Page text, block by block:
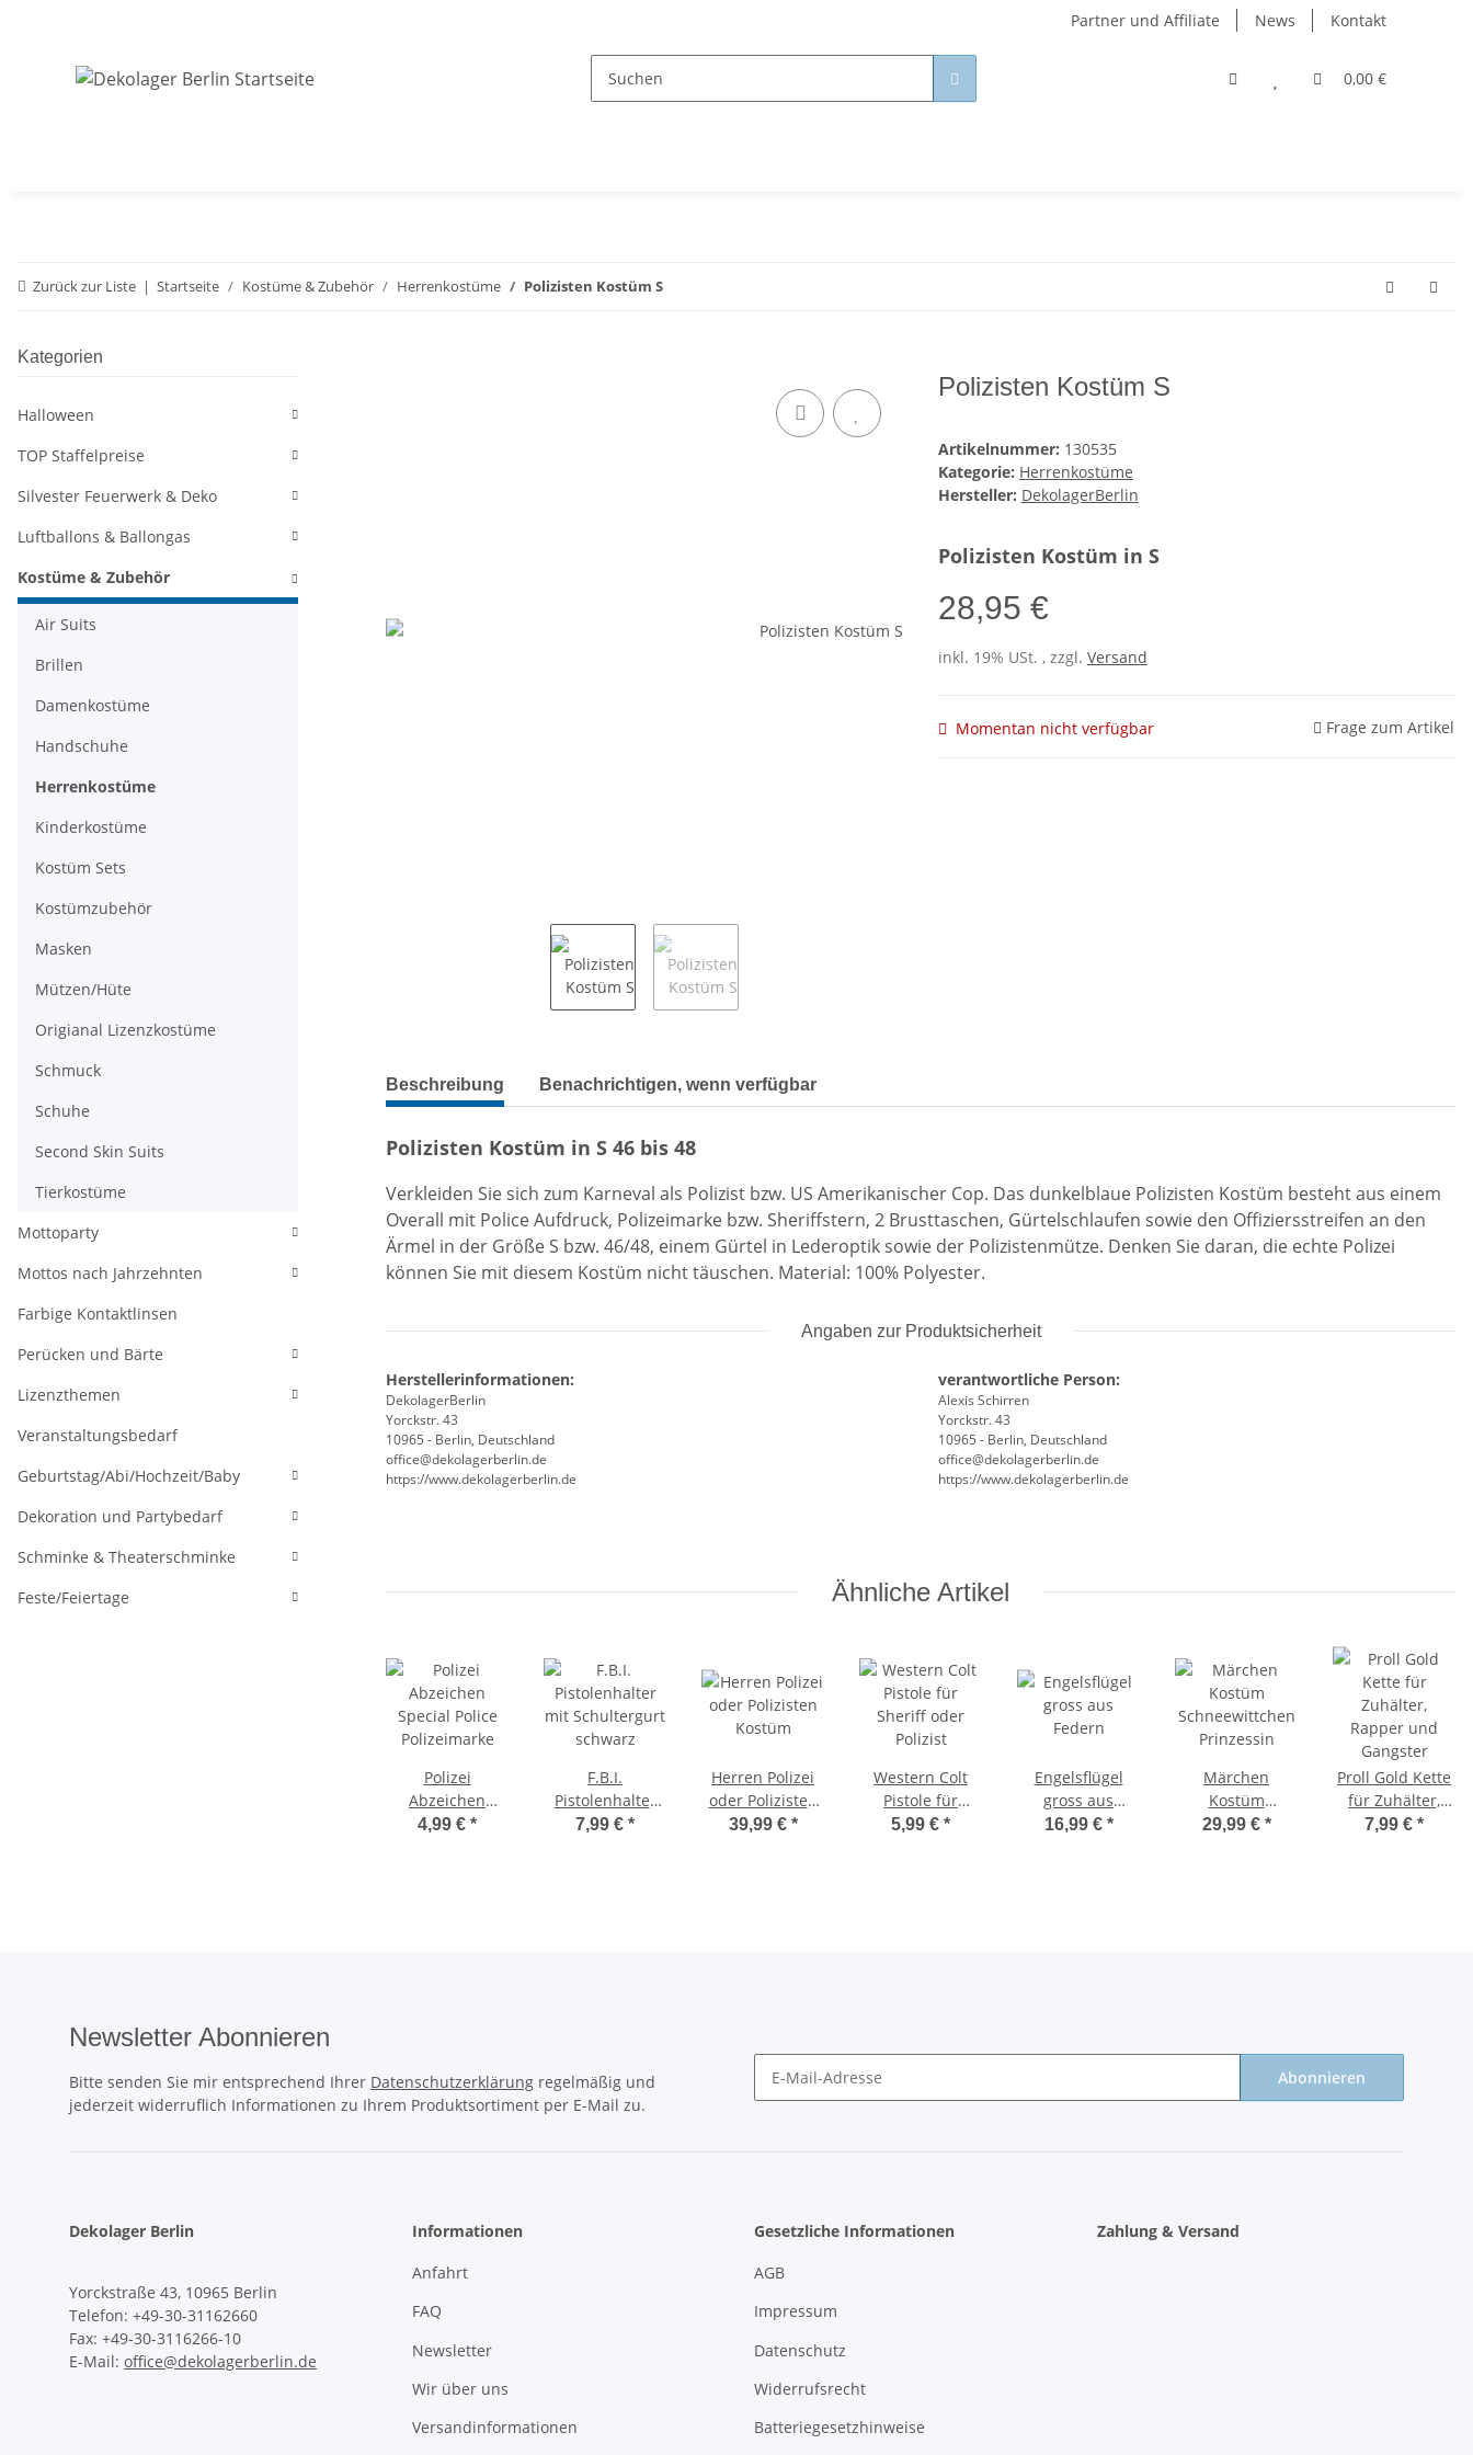
Partner und Affiliate News Kontakt
0,00 €
Zurück zur Liste Startseite Kostüme & Zubehör Herrenkostüme Polizisten Kostüm S
Polizisten Kostüm S
Artikelnummer: 130535
Kategorie: Herrenkostüme
Hersteller: DekolagerBerlin
Polizisten Kostüm in S
28,95 €
inkl. 19% USt. , zzgl. Versand
Momentan nicht verfügbar Frage zum Artikel
weitere Registerkarten anzeigen
Beschreibung Benachrichtigen, wenn verfügbar
Polizisten Kostüm in S 46 bis 48
Verkleiden Sie sich zum Karneval als Polizist bzw. US Amerikanischer Cop. Das dunkelblaue Polizisten Kostüm besteht aus einem
Overall mit Police Aufdruck, Polizeimarke bzw. Sheriffstern, 2 Brusttaschen, Gürtelschlaufen sowie den Offiziersstreifen an den
Ärmel in der Größe S bzw. 46/48, einem Gürtel in Lederoptik sowie der Polizistenmütze. Denken Sie daran, die echte Polizei
können Sie mit diesem Kostüm nicht täuschen. Material: 100% Polyester.
Angaben zur Produktsicherheit
Herstellerinformationen:
DekolagerBerlin
Yorckstr. 43
10965 - Berlin, Deutschland
office@dekolagerberlin.de
https://www.dekolagerberlin.de
verantwortliche Person:
Alexis Schirren
Yorckstr. 43
10965 - Berlin, Deutschland
office@dekolagerberlin.de
https://www.dekolagerberlin.de
Ähnliche Artikel
Polizei
Abzeichen
Special Police
4,99 € *
F.B.I.
Pistolenhalter
mit Schultergurt
7,99 € *
Herren Polizei
oder Polizisten
Kostüm
39,99 € *
Western Colt
Pistole für
Sheriff oder
5,99 € *
Engelsflügel
gross aus
Federn
16,99 € *
Märchen
Kostüm
Schneewittchen
29,99 € *
Proll Gold Kette
für Zuhälter,
Rapper und
7,99 € *
Kategorien
Halloween
TOP Staffelpreise
Silvester Feuerwerk & Deko
Luftballons & Ballongas
Kostüme & Zubehör
Air Suits
Brillen
Damenkostüme
Handschuhe
Herrenkostüme
Kinderkostüme
Kostüm Sets
Kostümzubehör
Masken
Mützen/Hüte
Origianal Lizenzkostüme
Schmuck
Schuhe
Second Skin Suits
Tierkostüme
Mottoparty
Mottos nach Jahrzehnten
Farbige Kontaktlinsen
Perücken und Bärte
Lizenzthemen
Veranstaltungsbedarf
Geburtstag/Abi/Hochzeit/Baby
Dekoration und Partybedarf
Schminke & Theaterschminke
Feste/Feiertage
Newsletter Abonnieren
Bitte senden Sie mir entsprechend Ihrer Datenschutzerklärung regelmäßig und
jederzeit widerruflich Informationen zu Ihrem Produktsortiment per E-Mail zu.
Abonnieren
Dekolager Berlin
Yorckstraße 43, 10965 Berlin
Telefon: +49-30-31162660
Fax: +49-30-3116266-10
E-Mail: office@dekolagerberlin.de
Informationen
Anfahrt
FAQ
Newsletter
Wir über uns
Versandinformationen
Gesetzliche Informationen
AGB
Impressum
Datenschutz
Widerrufsrecht
Batteriegesetzhinweise
Zahlung & Versand